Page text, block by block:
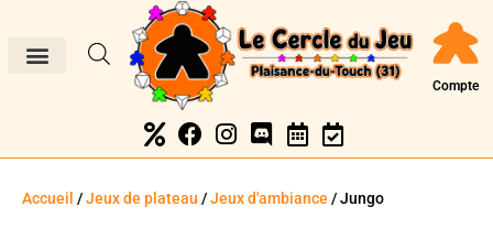
Compte
Accueil /Jeux de plateau /Jeux d'ambiance / Jungo